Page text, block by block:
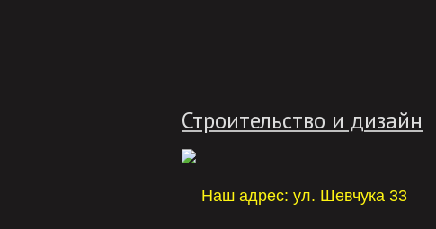
Строительство и дизайн
Наш адрес: ул. Шевчука 33